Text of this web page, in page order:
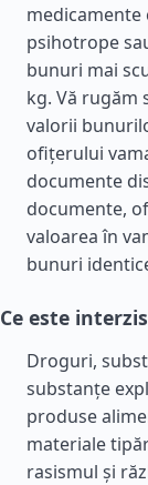
medicamente
psihotrope
bunuri mai
kg. Vă rugăm
valorii
ofițerului
documente
documente,
valoarea în
bunuri
Ce este
Droguri,
substanțe
produse
materiale
rasismul și